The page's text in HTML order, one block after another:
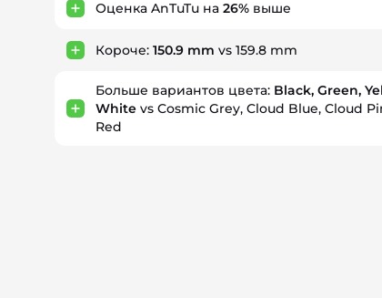
Оценка AnTuTu на 26% выше
Короче: 150.9 mm vs 159.8 mm
Больше вариантов цвета: Black, Green,
White vs Cosmic Grey, Cloud Blue, Cloud
Red